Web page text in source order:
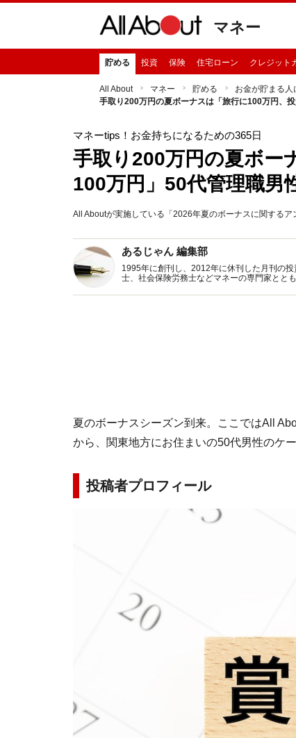
マネー
貯める 投資 保険 住宅ローン クレジット
All About マネー 貯める お金が貯まる人
手取り200万円の夏ボーナスは「旅行に100万円、
マネーtips！お金持ちになるための365日
手取り200万円の夏ボー
100万円」50代管理職男
All Aboutが実施している「2026年夏のボーナスに関するア
あるじゃん 編集部
1995年に創刊し、2012年に休刊した月刊の
士、社会保険労務士などマネーの専門家とと
夏のボーナスシーズン到来。ここではAll
から、関東地方にお住まいの50代男性のケ
投稿者プロフィール